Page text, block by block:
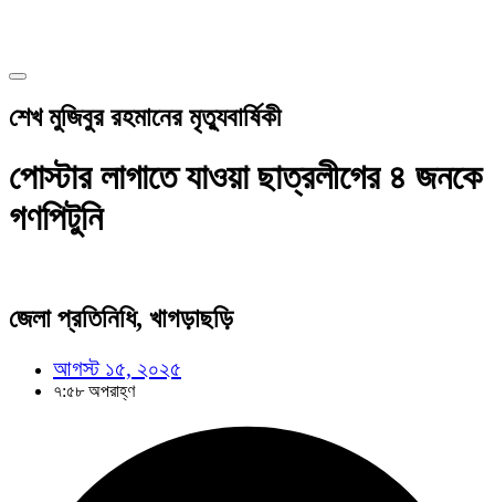
শেখ মুজিবুর রহমানের মৃত্যুবার্ষিকী
পোস্টার লাগাতে যাওয়া ছাত্রলীগের ৪ জনকে
গণপিটুনি
জেলা প্রতিনিধি, খাগড়াছড়ি
আগস্ট ১৫, ২০২৫
৭:৫৮ অপরাহ্ণ